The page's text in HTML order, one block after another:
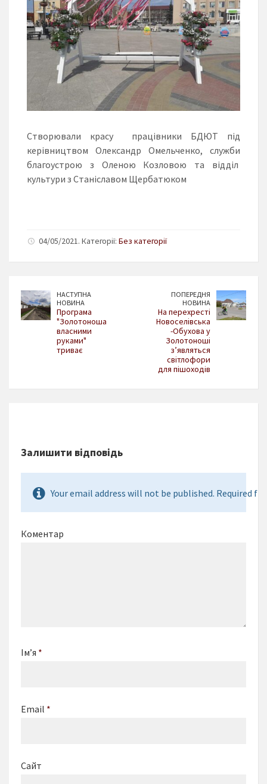
Створювали красу працівники БДЮТ під
керівництвом Олександр Омельченко, служби
благоустрою з Оленою Козловою та відділ
культури з Станіславом Щербатюком
04/05/2021. Категорії: Без категорії
НАСТУПНА
НОВИНА
Програма
"Золотоноша
власними
руками"
триває
ПОПЕРЕДНЯ
НОВИНА
На перехресті
Новоселівська
-Обухова у
Золотоноші
з’являться
світлофори
для пішоходів
Залишити відповідь
Your email address will not be published. Required
Коментар
Ім’я *
Email *
Сайт